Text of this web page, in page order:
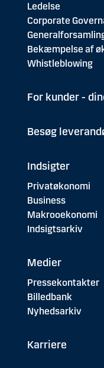
Ledelse
Corporate
Bekæmpelse af
Whistleblowing
For kunder -
Besøg
Indsigter
Privatøkonomi
Business
Makrooekonomi
Indsigtsarkiv
Medier
Pressekontakter
Billedbank
Nyhedsarkiv
Karriere